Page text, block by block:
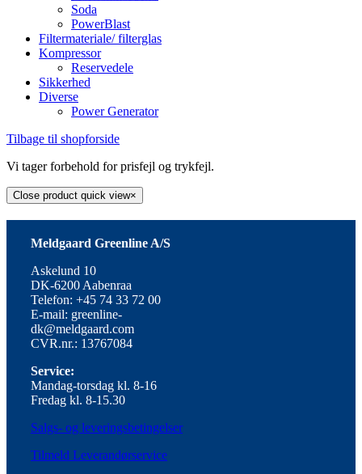
Soda
PowerBlast
Filtermateriale/ filterglas
Kompressor
Reservedele
Sikkerhed
Diverse
Power Generator
Tilbage til shopforside
Vi tager forbehold for prisfejl og trykfejl.
Close product quick view×
Meldgaard Greenline A/S
Askelund 10
DK-6200 Aabenraa
Telefon: +45 74 33 72 00
E-mail: greenline-
dk@meldgaard.com
CVR.nr.: 13767084
Service:
Mandag-torsdag kl. 8-16
Fredag kl. 8-15.30
Salgs- og leveringsbetingelser
Tilmeld Leverandørservice